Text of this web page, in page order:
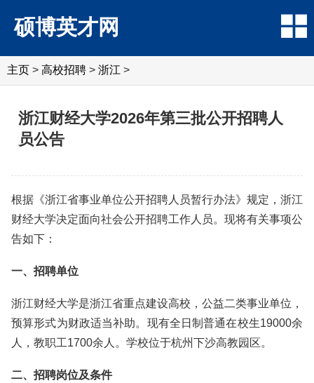
硕博英才网
主页 > 高校招聘 > 浙江 >
浙江财经大学2026年第三批公开招聘人
员公告
根据《浙江省事业单位公开招聘人员暂行办法》规定，浙江
财经大学决定面向社会公开招聘工作人员。现将有关事项公
告如下：
一、招聘单位
浙江财经大学是浙江省重点建设高校，公益二类事业单位，
预算形式为财政适当补助。现有全日制普通在校生19000余
人，教职工1700余人。学校位于杭州下沙高教园区。
二、招聘岗位及条件